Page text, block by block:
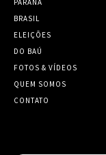
PARANÁ
BRASIL
ELEIÇÕES
DO BAÚ
FOTOS & VÍDEOS
QUEM SOMOS
CONTATO